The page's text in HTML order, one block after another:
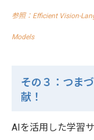
参照：Efficient Vision-
Models
その３：つま
献！
AIを活用した学習